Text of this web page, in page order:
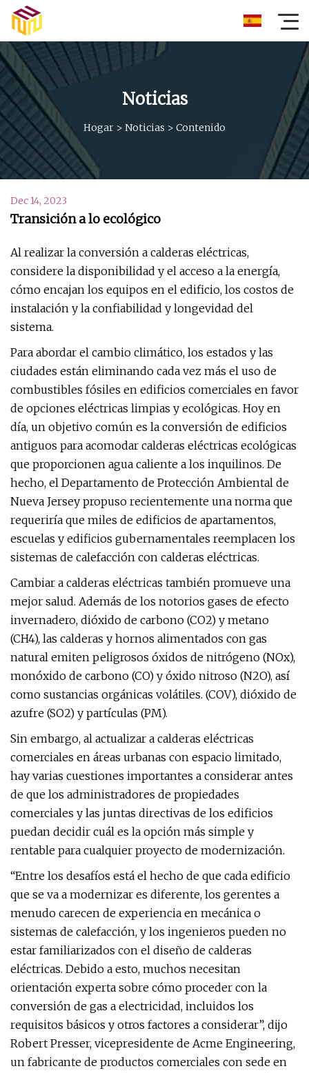
Noticias
Hogar > Noticias > Contenido
Dec 14, 2023
Transición a lo ecológico
Al realizar la conversión a calderas eléctricas,
considere la disponibilidad y el acceso a la energía,
cómo encajan los equipos en el edificio, los costos de
instalación y la confiabilidad y longevidad del
sistema.
Para abordar el cambio climático, los estados y las
ciudades están eliminando cada vez más el uso de
combustibles fósiles en edificios comerciales en favor
de opciones eléctricas limpias y ecológicas. Hoy en
día, un objetivo común es la conversión de edificios
antiguos para acomodar calderas eléctricas ecológicas
que proporcionen agua caliente a los inquilinos. De
hecho, el Departamento de Protección Ambiental de
Nueva Jersey propuso recientemente una norma que
requeriría que miles de edificios de apartamentos,
escuelas y edificios gubernamentales reemplacen los
sistemas de calefacción con calderas eléctricas.
Cambiar a calderas eléctricas también promueve una
mejor salud. Además de los notorios gases de efecto
invernadero, dióxido de carbono (CO2) y metano
(CH4), las calderas y hornos alimentados con gas
natural emiten peligrosos óxidos de nitrógeno (NOx),
monóxido de carbono (CO) y óxido nitroso (N2O), así
como sustancias orgánicas volátiles. (COV), dióxido de
azufre (SO2) y partículas (PM).
Sin embargo, al actualizar a calderas eléctricas
comerciales en áreas urbanas con espacio limitado,
hay varias cuestiones importantes a considerar antes
de que los administradores de propiedades
comerciales y las juntas directivas de los edificios
puedan decidir cuál es la opción más simple y
rentable para cualquier proyecto de modernización.
“Entre los desafíos está el hecho de que cada edificio
que se va a modernizar es diferente, los gerentes a
menudo carecen de experiencia en mecánica o
sistemas de calefacción, y los ingenieros pueden no
estar familiarizados con el diseño de calderas
eléctricas. Debido a esto, muchos necesitan
orientación experta sobre cómo proceder con la
conversión de gas a electricidad, incluidos los
requisitos básicos y otros factores a considerar”, dijo
Robert Presser, vicepresidente de Acme Engineering,
un fabricante de productos comerciales con sede en